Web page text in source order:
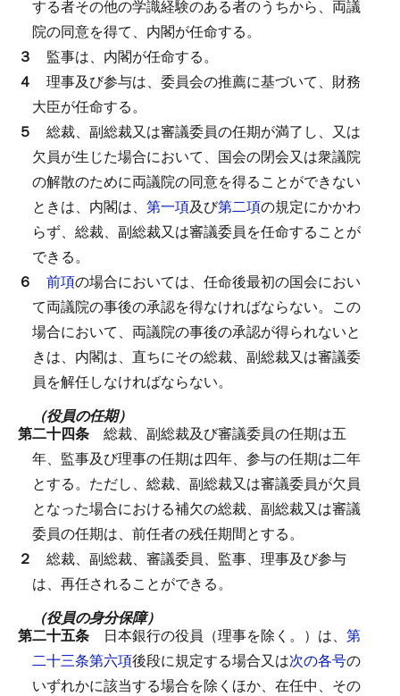
する者その他の学識経験のある者のうちから、両議
院の同意を得て、内閣が任命する。
３ 監事は、内閣が任命する。
４ 理事及び参与は、委員会の推薦に基づいて、財務
大臣が任命する。
５ 総裁、副総裁又は審議委員の任期が満了し、又は
欠員が生じた場合において、国会の閉会又は衆議院
の解散のために両議院の同意を得ることができない
ときは、内閣は、 第一項及び第二項の規定にかかわ
らず、総裁、副総裁又は審議委員を任命することが
できる。
６ 前項の場合においては、任命後最初の国会におい
て両議院の事後の承認を得なければならない。 この
場合において、両議院の事後の承認が得られないと
きは、内閣は、直ちにその総裁、副総裁又は審議委
員を解任しなければならない。
（役員の任期）
第二十四条 総裁、副総裁及び審議委員の任期は五
年、監事及び理事の任期は四年、参与の任期は二年
とする。 ただし、総裁、副総裁又は審議委員が欠員
となった場合における補欠の総裁、副総裁又は審議
委員の任期は、前任者の残任期間とする。
２ 総裁、副総裁、審議委員、監事、理事及び参与
は、再任されることができる。
（役員の身分保障）
第二十五条 日本銀行の役員（理事を除く。）は、 第
二十三条第六項後段に規定する場合又は次の各号の
いずれかに該当する場合を除くほか、在任中、その